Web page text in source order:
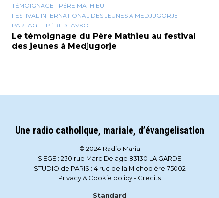
TÉMOIGNAGE
PÈRE MATHIEU
FESTIVAL INTERNATIONAL DES JEUNES À MEDJUGORJE
PARTAGE
PÈRE SLAVKO
Le témoignage du Père Mathieu au festival
des jeunes à Medjugorje
Une radio catholique, mariale, d’évangelisation
© 2024 Radio Maria
SIEGE : 230 rue Marc Delage 83130 LA GARDE
STUDIO de PARIS : 4 rue de la Michodière 75002
Privacy & Cookie policy- Credits
Standard